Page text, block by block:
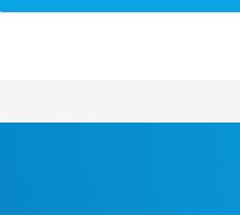
Domowina – Association of Lusatian Sorbs